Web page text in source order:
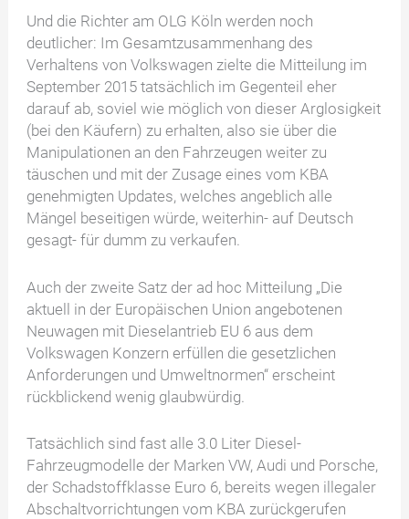
Und die Richter am OLG Köln werden noch
deutlicher: Im Gesamtzusammenhang des
Verhaltens von Volkswagen zielte die Mitteilung im
September 2015 tatsächlich im Gegenteil eher
darauf ab, soviel wie möglich von dieser Arglosigkeit
(bei den Käufern) zu erhalten, also sie über die
Manipulationen an den Fahrzeugen weiter zu
täuschen und mit der Zusage eines vom KBA
genehmigten Updates, welches angeblich alle
Mängel beseitigen würde, weiterhin- auf Deutsch
gesagt- für dumm zu verkaufen.
Auch der zweite Satz der ad hoc Mitteilung „Die
aktuell in der Europäischen Union angebotenen
Neuwagen mit Dieselantrieb EU 6 aus dem
Volkswagen Konzern erfüllen die gesetzlichen
Anforderungen und Umweltnormen“ erscheint
rückblickend wenig glaubwürdig.
Tatsächlich sind fast alle 3.0 Liter Diesel-
Fahrzeugmodelle der Marken VW, Audi und Porsche,
der Schadstoffklasse Euro 6, bereits wegen illegaler
Abschaltvorrichtungen vom KBA zurückgerufen